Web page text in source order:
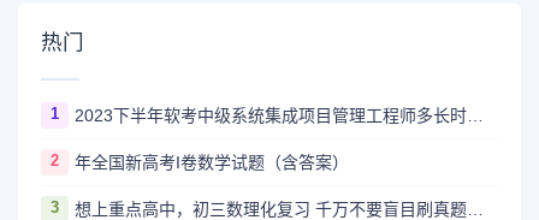
热门
1 2023下半年软考中级系统集成项目管理工程师多长时间出成绩
2 年全国新高考I卷数学试题（含答案）
3 想上重点高中，初三数理化复习 千万不要盲目刷真题卷和模拟卷！